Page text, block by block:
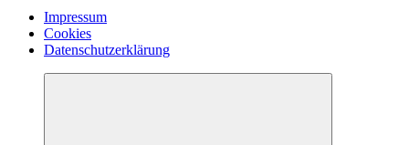
Impressum
Cookies
Datenschutzerklärung